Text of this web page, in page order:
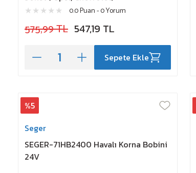
0.0 Puan - 0 Yorum
575,99 TL 547,19 TL
Sepete Ekle
%5
Seger
SEGER-71HB2400 Havalı Korna Bobini
24V